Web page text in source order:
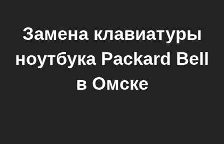
Замена клавиатуры
ноутбука Packard Bell
в Омске